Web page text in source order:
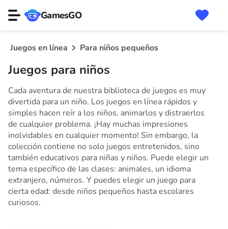
GamesGO
Juegos en línea Para niños pequeños
Juegos para niños
Cada aventura de nuestra biblioteca de juegos es muy
divertida para un niño. Los juegos en línea rápidos y
simples hacen reír a los niños, animarlos y distraerlos
de cualquier problema. ¡Hay muchas impresiones
inolvidables en cualquier momento! Sin embargo, la
colección contiene no solo juegos entretenidos, sino
también educativos para niñas y niños. Puede elegir un
tema específico de las clases: animales, un idioma
extranjero, números. Y puedes elegir un juego para
cierta edad: desde niños pequeños hasta escolares
curiosos.